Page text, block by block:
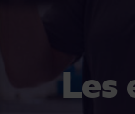
Les experts du volet